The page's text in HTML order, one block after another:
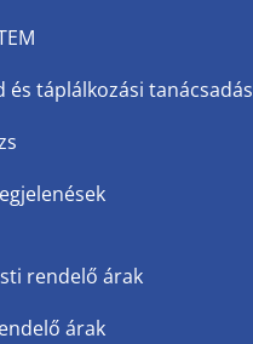
és táplálkozási tanácsadás
rendelő árak
árak